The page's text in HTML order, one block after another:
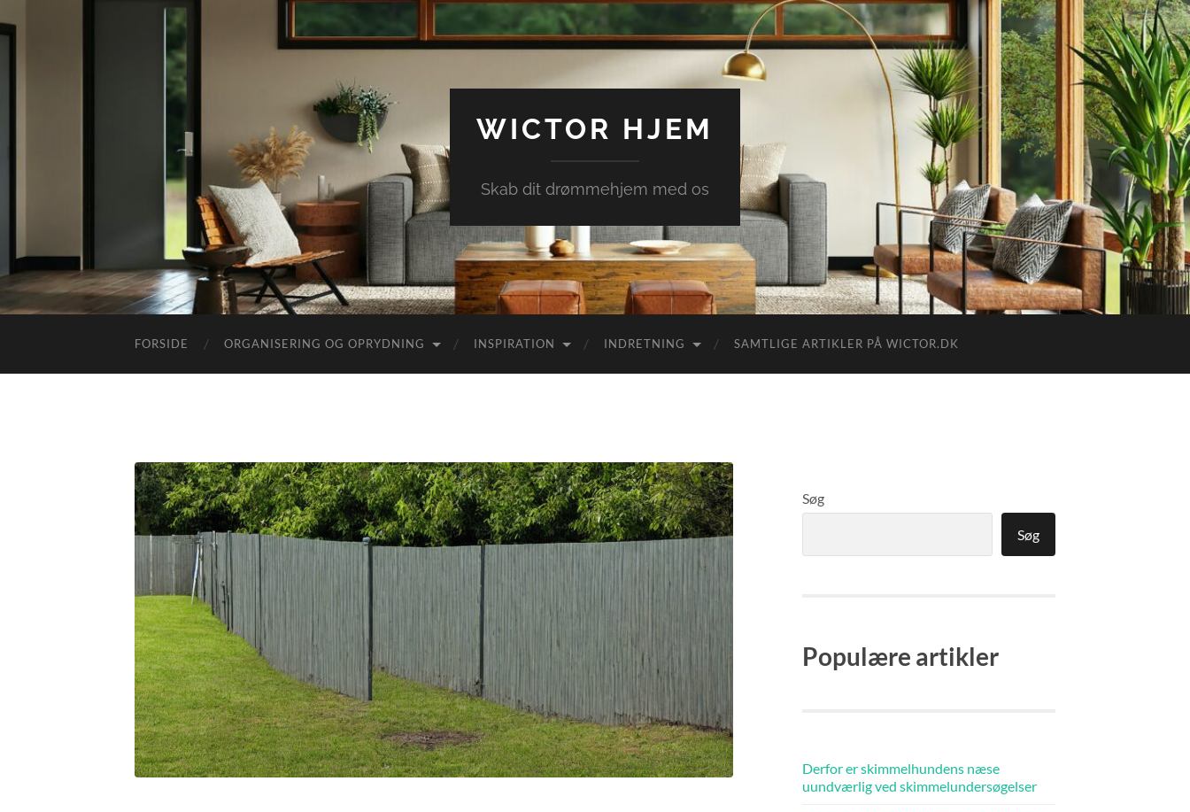
WICTOR HJEM
Skab dit drømmehjem med os
FORSIDE ORGANISERING OG OPRYDNING INSPIRATION INDRETNING SAMTLIGE ARTIKLER PÅ WICTOR.DK
Søg
Søg
Populære artikler
Derfor er skimmelhundens næse
uundværlig ved skimmelundersøgelser